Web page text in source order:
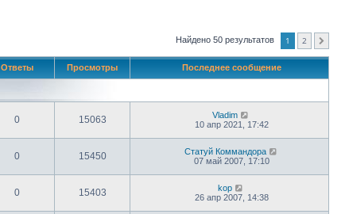
Найдено 50 результатов 1 2
Ответы Просмотры Последнее сообщение
0 15063
Vladim
10 апр 2021, 17:42
0 15450
Статуй Коммандора
07 май 2007, 17:10
0 15403
kop
26 апр 2007, 14:38